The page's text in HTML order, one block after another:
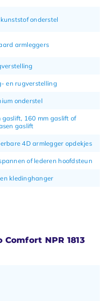
onderstel
armleggers
en rugverstelling
onderstel
gaslift, 160 mm gaslift of
gaslift
4D armlegger opdekjes
of lederen hoofdsteun
kledinghanger
NPR 1813